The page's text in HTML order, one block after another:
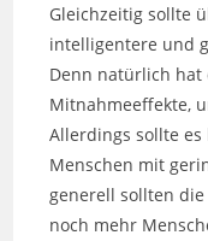
Gleichzeitig sollte
intelligentere und
Denn natürlich hat
Mitnahmeeffekte,
Allerdings sollte
Menschen mit
generell sollten
noch mehr